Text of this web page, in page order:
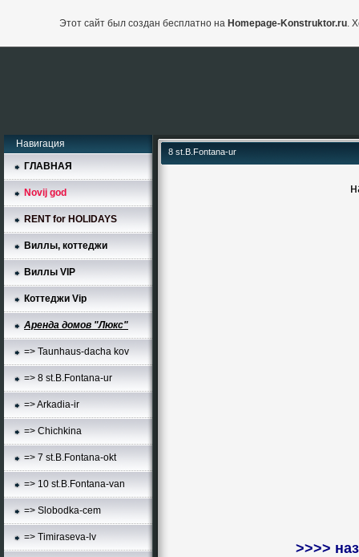
Навигация
ГЛАВНАЯ
Novij god
RENT for HOLIDAYS
Виллы, коттеджи
Виллы VIP
Коттеджи Vip
Аренда домов "Люкс"
=> Taunhaus-dacha kov
=> 8 st.B.Fontana-ur
=> Arkadia-ir
=> Chichkina
=> 7 st.B.Fontana-okt
=> 10 st.B.Fontana-van
=> Slobodka-cem
=> Timiraseva-lv
8 st.B.Fontana-ur
>>>>
Этот сайт был создан бесплатно на Homepage-Konstruktor.ru.